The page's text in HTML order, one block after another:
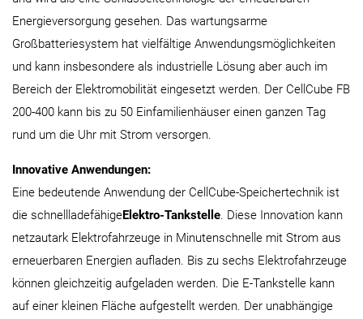
Energieversorgung gesehen. Das wartungsarme
Großbatteriesystem hat vielfältige Anwendungsmöglichkeiten
und kann insbesondere als industrielle Lösung aber auch im
Bereich der Elektromobilität eingesetzt werden. Der CellCube FB
200-400 kann bis zu 50 Einfamilienhäuser einen ganzen Tag
rund um die Uhr mit Strom versorgen.
Innovative Anwendungen:
Eine bedeutende Anwendung der CellCube-Speichertechnik ist
die schnellladefähigeElektro-Tankstelle. Diese Innovation kann
netzautark Elektrofahrzeuge in Minutenschnelle mit Strom aus
erneuerbaren Energien aufladen. Bis zu sechs Elektrofahrzeuge
können gleichzeitig aufgeladen werden. Die E-Tankstelle kann
auf einer kleinen Fläche aufgestellt werden. Der unabhängige